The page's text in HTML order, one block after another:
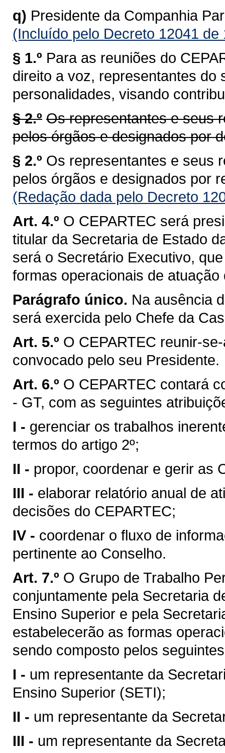
q) Presidente da Companhia
(Incluído pelo Decreto 12041 de
§ 1.º Para as reuniões do
direito a voz, representantes do
personalidades, visando
§ 2.º Os representantes e seus
pelos órgãos e designados por
§ 2.º Os representantes e seus
pelos órgãos e designados por
(Redação dada pelo Decreto
Art. 4.º O CEPARTEC será
titular da Secretaria de Estado
será o Secretário Executivo,
formas operacionais de atuação
Parágrafo único. Na ausência
será exercida pelo Chefe da
Art. 5.º O CEPARTEC reunir-
convocado pelo seu Presidente.
Art. 6.º O CEPARTEC contará
- GT, com as seguintes
I - gerenciar os trabalhos
termos do artigo 2º;
II - propor, coordenar e gerir as
III - elaborar relatório anual de
decisões do CEPARTEC;
IV - coordenar o fluxo de
pertinente ao Conselho.
Art. 7.º O Grupo de Trabalho
conjuntamente pela Secretaria
Ensino Superior e pela
estabelecerão as formas
sendo composto pelos
I - um representante da
Ensino Superior (SETI);
II - um representante da
III - um representante da